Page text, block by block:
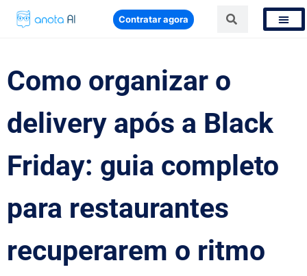
Contratar agora
Como organizar o
delivery após a Black
Friday: guia completo
para restaurantes
recuperarem o ritmo